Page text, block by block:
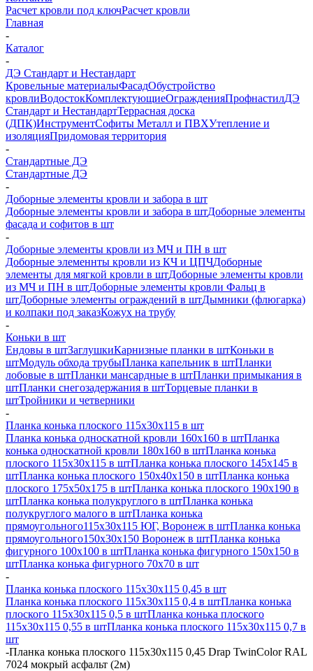
Расчет кровли под ключРасчет кровли
Главная
-
Каталог
-
ДЭ Стандарт и Нестандарт
Кровельные материалыФасадОбустройство
кровлиВодостокКомплектующиеОгражденияПрофнастилДЭ
Стандарт и НестандартТеррасная доска
(ДПК)ИнструментСофиты Металл и ПВХУтепление и
изоляцияПридомовая территория
-
Стандартные ДЭ
Стандартные ДЭ
-
Доборные элементы кровли и забора в шт
Доборные элементы кровли и забора в штДоборные элементы
фасада и софитов в шт
-
Доборные элементы кровли из МЧ и ПН в шт
Доборные элеменнты кровли из КЧ и ЦПЧДоборные
элементы для мягкой кровли в штДоборные элементы кровли
из МЧ и ПН в штДоборные элементы кровли Фальц в
штДоборные элементы ограждений в штДымники (флюгарка)
и колпаки под заказКожух на трубу
-
Коньки в шт
Ендовы в штЗаглушкиКарнизные планки в штКоньки в
штМодуль обхода трубыПланка капельник в штПланки
лобовые в штПланки мансардные в штПланки примыкания в
штПланки снегозадержания в штТорцевые планки в
штТройники и четверники
-
Планка конька плоского 115х30х115 в шт
Планка конька односкатной кровли 160х160 в штПланка
конька односкатной кровли 180х160 в штПланка конька
плоского 115х30х115 в штПланка конька плоского 145х145 в
штПланка конька плоского 150х40х150 в штПланка конька
плоского 175х50х175 в штПланка конька плоского 190х190 в
штПланка конька полукруглого в штПланка конька
полукруглого малого в штПланка конька
прямоугольного115х30х115 ЮГ, Воронеж в штПланка конька
прямоугольного150х30х150 Воронеж в штПланка конька
фигурного 100x100 в штПланка конька фигурного 150x150 в
штПланка конька фигурного 70x70 в шт
-
Планка конька плоского 115х30х115 0,45 в шт
Планка конька плоского 115х30х115 0,4 в штПланка конька
плоского 115х30х115 0,5 в штПланка конька плоского
115х30х115 0,55 в штПланка конька плоского 115х30х115 0,7 в
шт
-Планка конька плоского 115х30х115 0,45 Drap TwinColor RAL
7024 мокрый асфальт (2м)